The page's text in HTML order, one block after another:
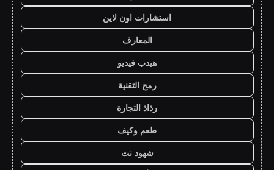
استشارات اون لاين
المعارف
هيدب فيديو
رمح التقنية
رذاذ التجارة
طعم وكيف
شهود نت